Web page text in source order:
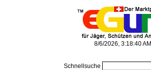
8/6/2026, 3:18:40 AM
Schnellsuche